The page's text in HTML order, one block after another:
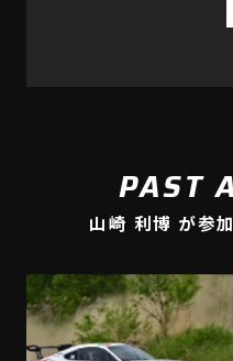
PAST
山崎 利博 が参